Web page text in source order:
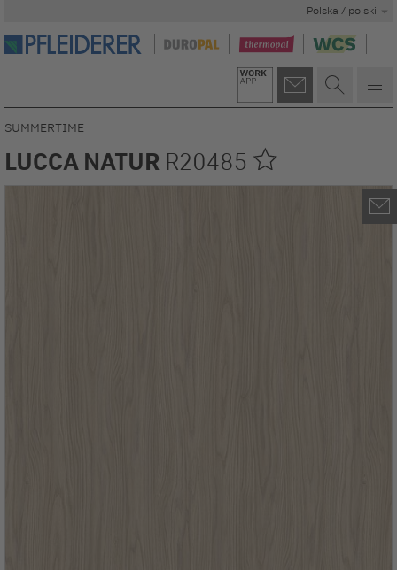
Polska / polski
SUMMERTIME
LUCCA NATUR R20485